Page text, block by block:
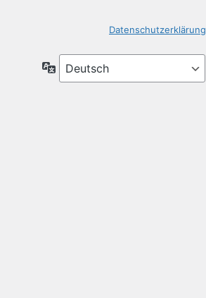
Datenschutzerklärung
Sprache